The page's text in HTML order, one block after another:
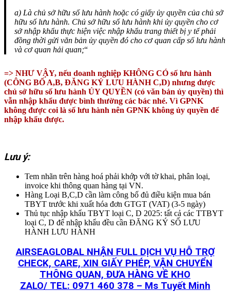
a) Là chủ sở hữu số lưu hành hoặc có giấy ủy quyền của chủ sở
hữu số lưu hành. Chủ sở hữu số lưu hành khi ủy quyền cho cơ
sở nhập khẩu thực hiện việc nhập khẩu trang thiết bị y tế phải
đồng thời gửi văn bản ủy quyền đó cho cơ quan cấp số lưu hành
và cơ quan hải quan;“
=> NHƯ VẬY, nếu doanh nghiệp KHÔNG CÓ số lưu hành
(CÔNG BỐ A,B, ĐĂNG KÝ LƯU HÀNH C,D) nhưng được
chủ sở hữu số lưu hành ỦY QUYỀN (có văn bản ủy quyền) thì
vẫn nhập khẩu được bình thường các bác nhé. Vì GPNK
không được coi là số lưu hành nên GPNK không ủy quyền để
nhập khẩu được.
Lưu ý:
Tem nhãn trên hàng hoá phải khớp với tờ khai, phân loại,
invoice khi thông quan hàng tại VN.
Hàng Loại B,C,D cần làm công bố đủ điều kiện mua bán
TBYT trước khi xuất hóa đơn GTGT (VAT) (3-5 ngày)
Thủ tục nhập khẩu TBYT loại C, D 2025: tất cả các TTBYT
loại C, D để nhập khẩu đều cần ĐĂNG KÝ SỐ LƯU
HÀNH LƯU HÀNH
AIRSEAGLOBAL NHẬN FULL DỊCH VỤ HỖ TRỢ
CHECK, CARE, XIN GIẤY PHÉP, VẬN CHUYỂN
THÔNG QUAN, ĐƯA HÀNG VỀ KHO
ZALO/ TEL: 0971 460 378 – Ms Tuyết Minh